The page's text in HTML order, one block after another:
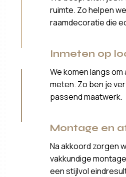
ruimte. Zo helpen
raamdecoratie die
Inmeten op
We komen langs
meten. Zo ben je
passend maatwerk.
Montage en
Na akkoord zorgen
vakkundige
een stijlvol